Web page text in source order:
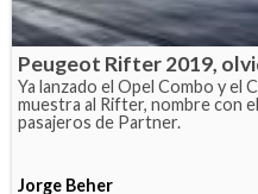
Peugeot Rifter 2019,
Ya lanzado el Opel Combo y
muestra al Rifter, nombre con
pasajeros de Partner.
Jorge Beher